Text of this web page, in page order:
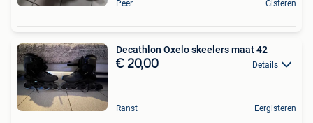
Peer Gisteren
Decathlon Oxelo skeelers maat 42
€ 20,00 Details
Ranst Eergisteren